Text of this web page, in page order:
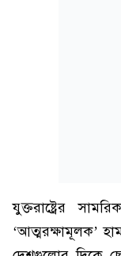
যুক্তরাষ্ট্রের
‘আত্মরক্ষামূলক’